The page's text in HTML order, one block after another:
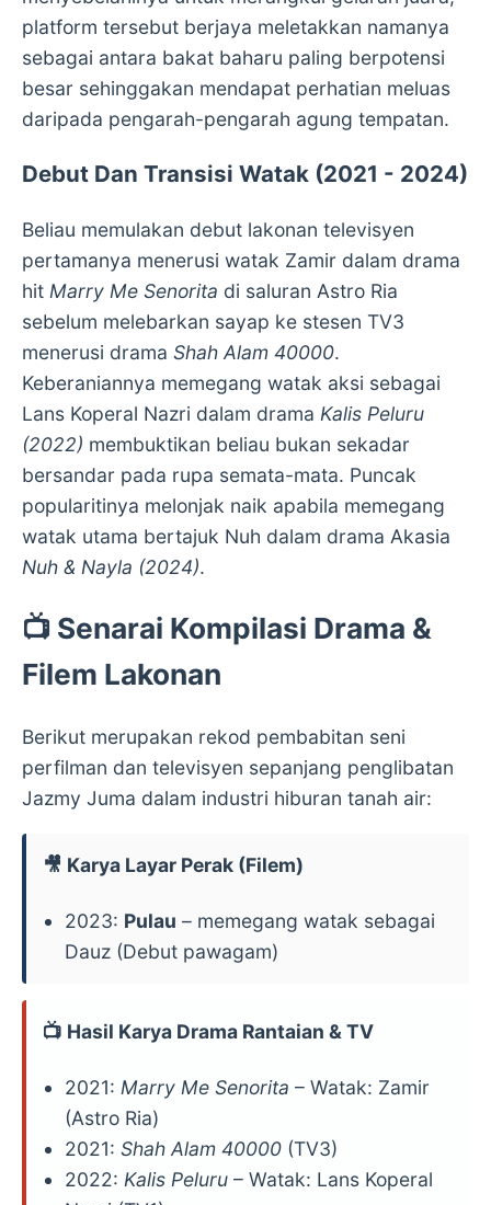
platform tersebut berjaya meletakkan namanya
sebagai antara bakat baharu paling berpotensi
besar sehinggakan mendapat perhatian meluas
daripada pengarah-pengarah agung tempatan.
Debut Dan Transisi Watak (2021 - 2024)
Beliau memulakan debut lakonan televisyen
pertamanya menerusi watak Zamir dalam drama
hit Marry Me Senorita di saluran Astro Ria
sebelum melebarkan sayap ke stesen TV3
menerusi drama Shah Alam 40000.
Keberaniannya memegang watak aksi sebagai
Lans Koperal Nazri dalam drama Kalis Peluru
(2022) membuktikan beliau bukan sekadar
bersandar pada rupa semata-mata. Puncak
popularitinya melonjak naik apabila memegang
watak utama bertajuk Nuh dalam drama Akasia
Nuh & Nayla (2024).
📺 Senarai Kompilasi Drama &
Filem Lakonan
Berikut merupakan rekod pembabitan seni
perfilman dan televisyen sepanjang penglibatan
Jazmy Juma dalam industri hiburan tanah air:
🎥 Karya Layar Perak (Filem)
2023: Pulau – memegang watak sebagai
Dauz (Debut pawagam)
📺 Hasil Karya Drama Rantaian & TV
2021: Marry Me Senorita – Watak: Zamir
(Astro Ria)
2021: Shah Alam 40000 (TV3)
2022: Kalis Peluru – Watak: Lans Koperal